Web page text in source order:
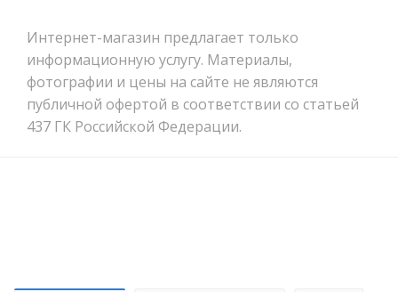
Интернет-магазин предлагает только
информационную услугу. Материалы,
фотографии и цены на сайте не являются
публичной офертой в соответствии со статьей
437 ГК Российской Федерации.